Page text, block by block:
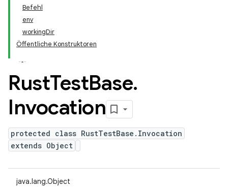
Befehl
env
workingDir
Öffentliche Konstruktoren
RustTestBase.
Invocation
protected class RustTestBase.Invocation
extends Object
java.lang.Object